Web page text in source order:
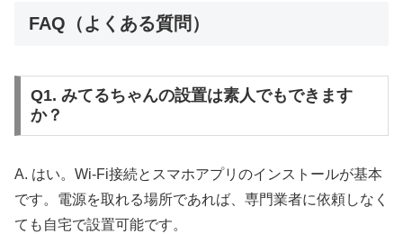
FAQ（よくある質問）
Q1. みてるちゃんの設置は素人でもできます
か？
A. はい。Wi-Fi接続とスマホアプリのインストールが基本
です。電源を取れる場所であれば、専門業者に依頼しなく
ても自宅で設置可能です。